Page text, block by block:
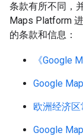
条款有所不同，
Maps Platform
的条款和信息：
《Google
Google
欧洲经济区
Google